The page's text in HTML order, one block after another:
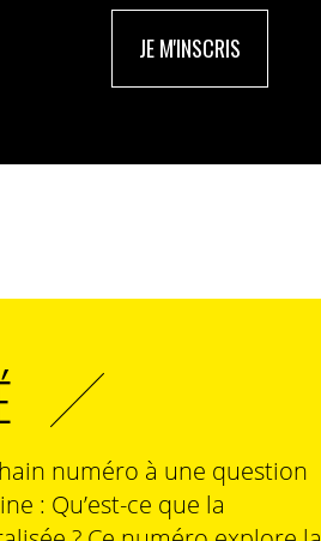
JE M'INSCRIS
numéro à une question
: Qu’est-ce que la